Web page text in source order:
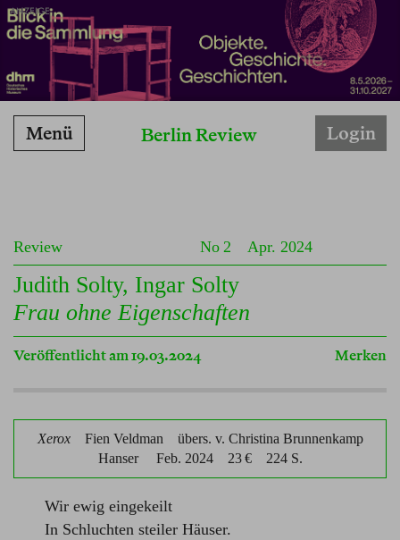
ANZEIGE
Berlin Review
Menü Login
Review No 2 Apr. 2024
Judith Solty, Ingar Solty
Frau ohne Eigenschaften
Veröffentlicht am 19.03.2024 Merken
Xerox Fien Veldman
übers. v. Christina Brunnenkamp
Hanser
Feb. 2024 23 € 224 S.
Wir ewig eingekeilt
In Schluchten steiler Häuser.